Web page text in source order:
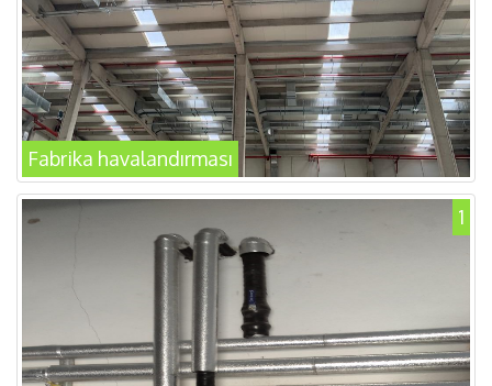
Fabrika havalandırması
1